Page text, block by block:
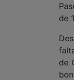
de
de